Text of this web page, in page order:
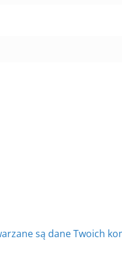
są dane Twoich